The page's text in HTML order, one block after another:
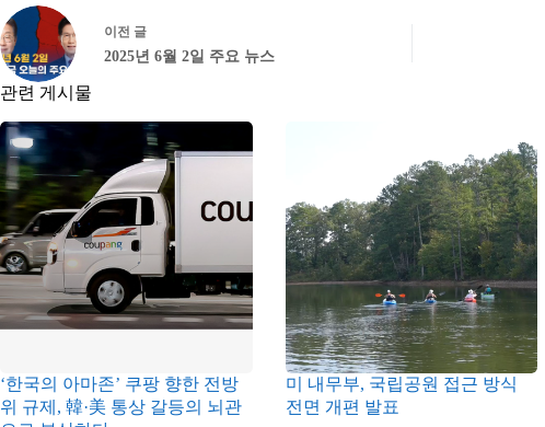
이전 글
2025년 6월 2일 주요 뉴스
관련 게시물
‘한국의 아마존’ 쿠팡 향한 전방
위 규제, 韓·美 통상 갈등의 뇌관
미 내무부, 국립공원 접근 방식
전면 개편 발표